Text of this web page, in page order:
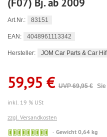
(F07) Bj. ab 2009
Art.Nr.: 83151
EAN: 4048961113342
Hersteller: JOM Car Parts & Car
59,95 € UVP 69,95 €
inkl. 19 % USt
zzgl. Versandkosten
🟢 Gewicht 0,64 kg